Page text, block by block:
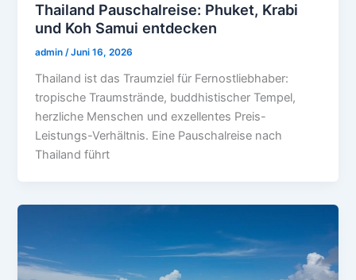
Thailand Pauschalreise: Phuket, Krabi
und Koh Samui entdecken
admin/Juni 16, 2026
Thailand ist das Traumziel für Fernostliebhaber:
tropische Traumstrände, buddhistischer Tempel,
herzliche Menschen und exzellentes Preis-
Leistungs-Verhältnis. Eine Pauschalreise nach
Thailand führt